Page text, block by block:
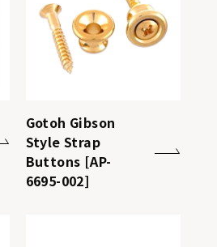
Gotoh Gibson
Style Strap
Buttons [AP-
6695-002]